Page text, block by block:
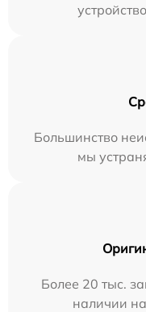
Большинство
мы
Более 20 тыс.
наличии